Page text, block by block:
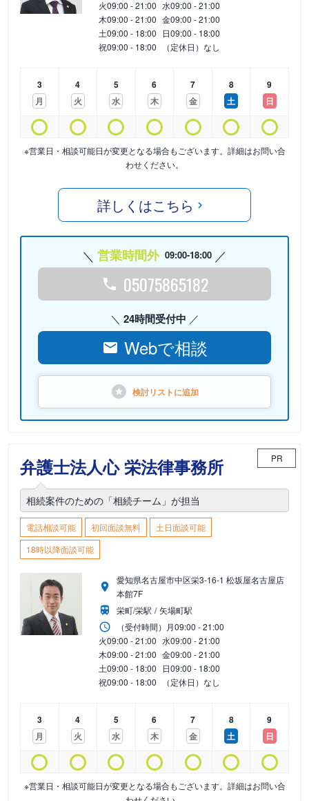
火09:00 - 21:00 水09:00 - 21:00
木09:00 - 21:00 金09:00 - 21:00
土09:00 - 18:00 日09:00 - 18:00
祝09:00 - 18:00 （定休日）なし
3
月
4
火
5
水
6
木
7
金
8
土
9
日
※営業日・相談可能日が変更となる場合もございます。詳細はお問い合
わせください。
詳しくはこちら
営業時間外 09:00-18:00
05075865182
24時間受付中
Webで相談
検討リストに追加
弁護士法人心 栄法律事務所 PR
相続案件のための「相続チーム」が担当
電話相談可能 初回面談無料
土日面談可能
18時以降面談可能
愛知県名古屋市中区栄3-16-1 松坂屋名古屋店
本館7F
栄町/栄駅
矢場町駅
（受付時間） 月09:00 - 21:00
火09:00 - 21:00 水09:00 - 21:00
木09:00 - 21:00 金09:00 - 21:00
土09:00 - 18:00 日09:00 - 18:00
祝09:00 - 18:00 （定休日）なし
3
月
4
火
5
水
6
木
7
金
8
土
9
日
※営業日・相談可能日が変更となる場合もございます。詳細はお問い合